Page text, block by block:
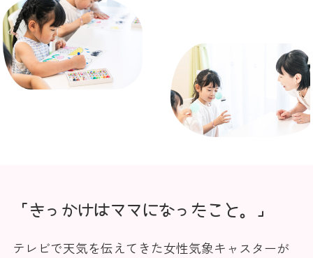
「きっかけはママになったこと。」
テレビで天気を伝えてきた女性気象キャスターが